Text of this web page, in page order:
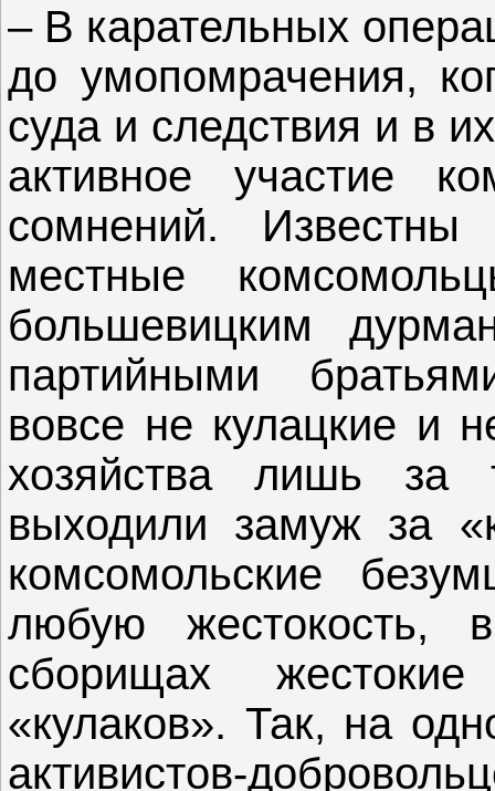
– В карательных
до умопомрачения,
суда и следствия и в
активное участие
сомнений. Известны
местные
большевицким
партийными
вовсе не кулацкие и
хозяйства лишь за
выходили замуж за
комсомольские
любую жестокость,
сборищах
«кулаков». Так, на
активистов-